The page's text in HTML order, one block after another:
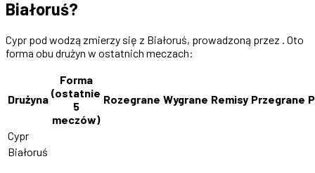
Białoruś?
Cypr pod wodzą zmierzy się z Białoruś, prowadzoną przez . Oto
forma obu drużyn w ostatnich meczach:
Drużyna
Forma
(ostatnie
5
meczów)
Rozegrane Wygrane Remisy Przegrane
Cypr
Białoruś